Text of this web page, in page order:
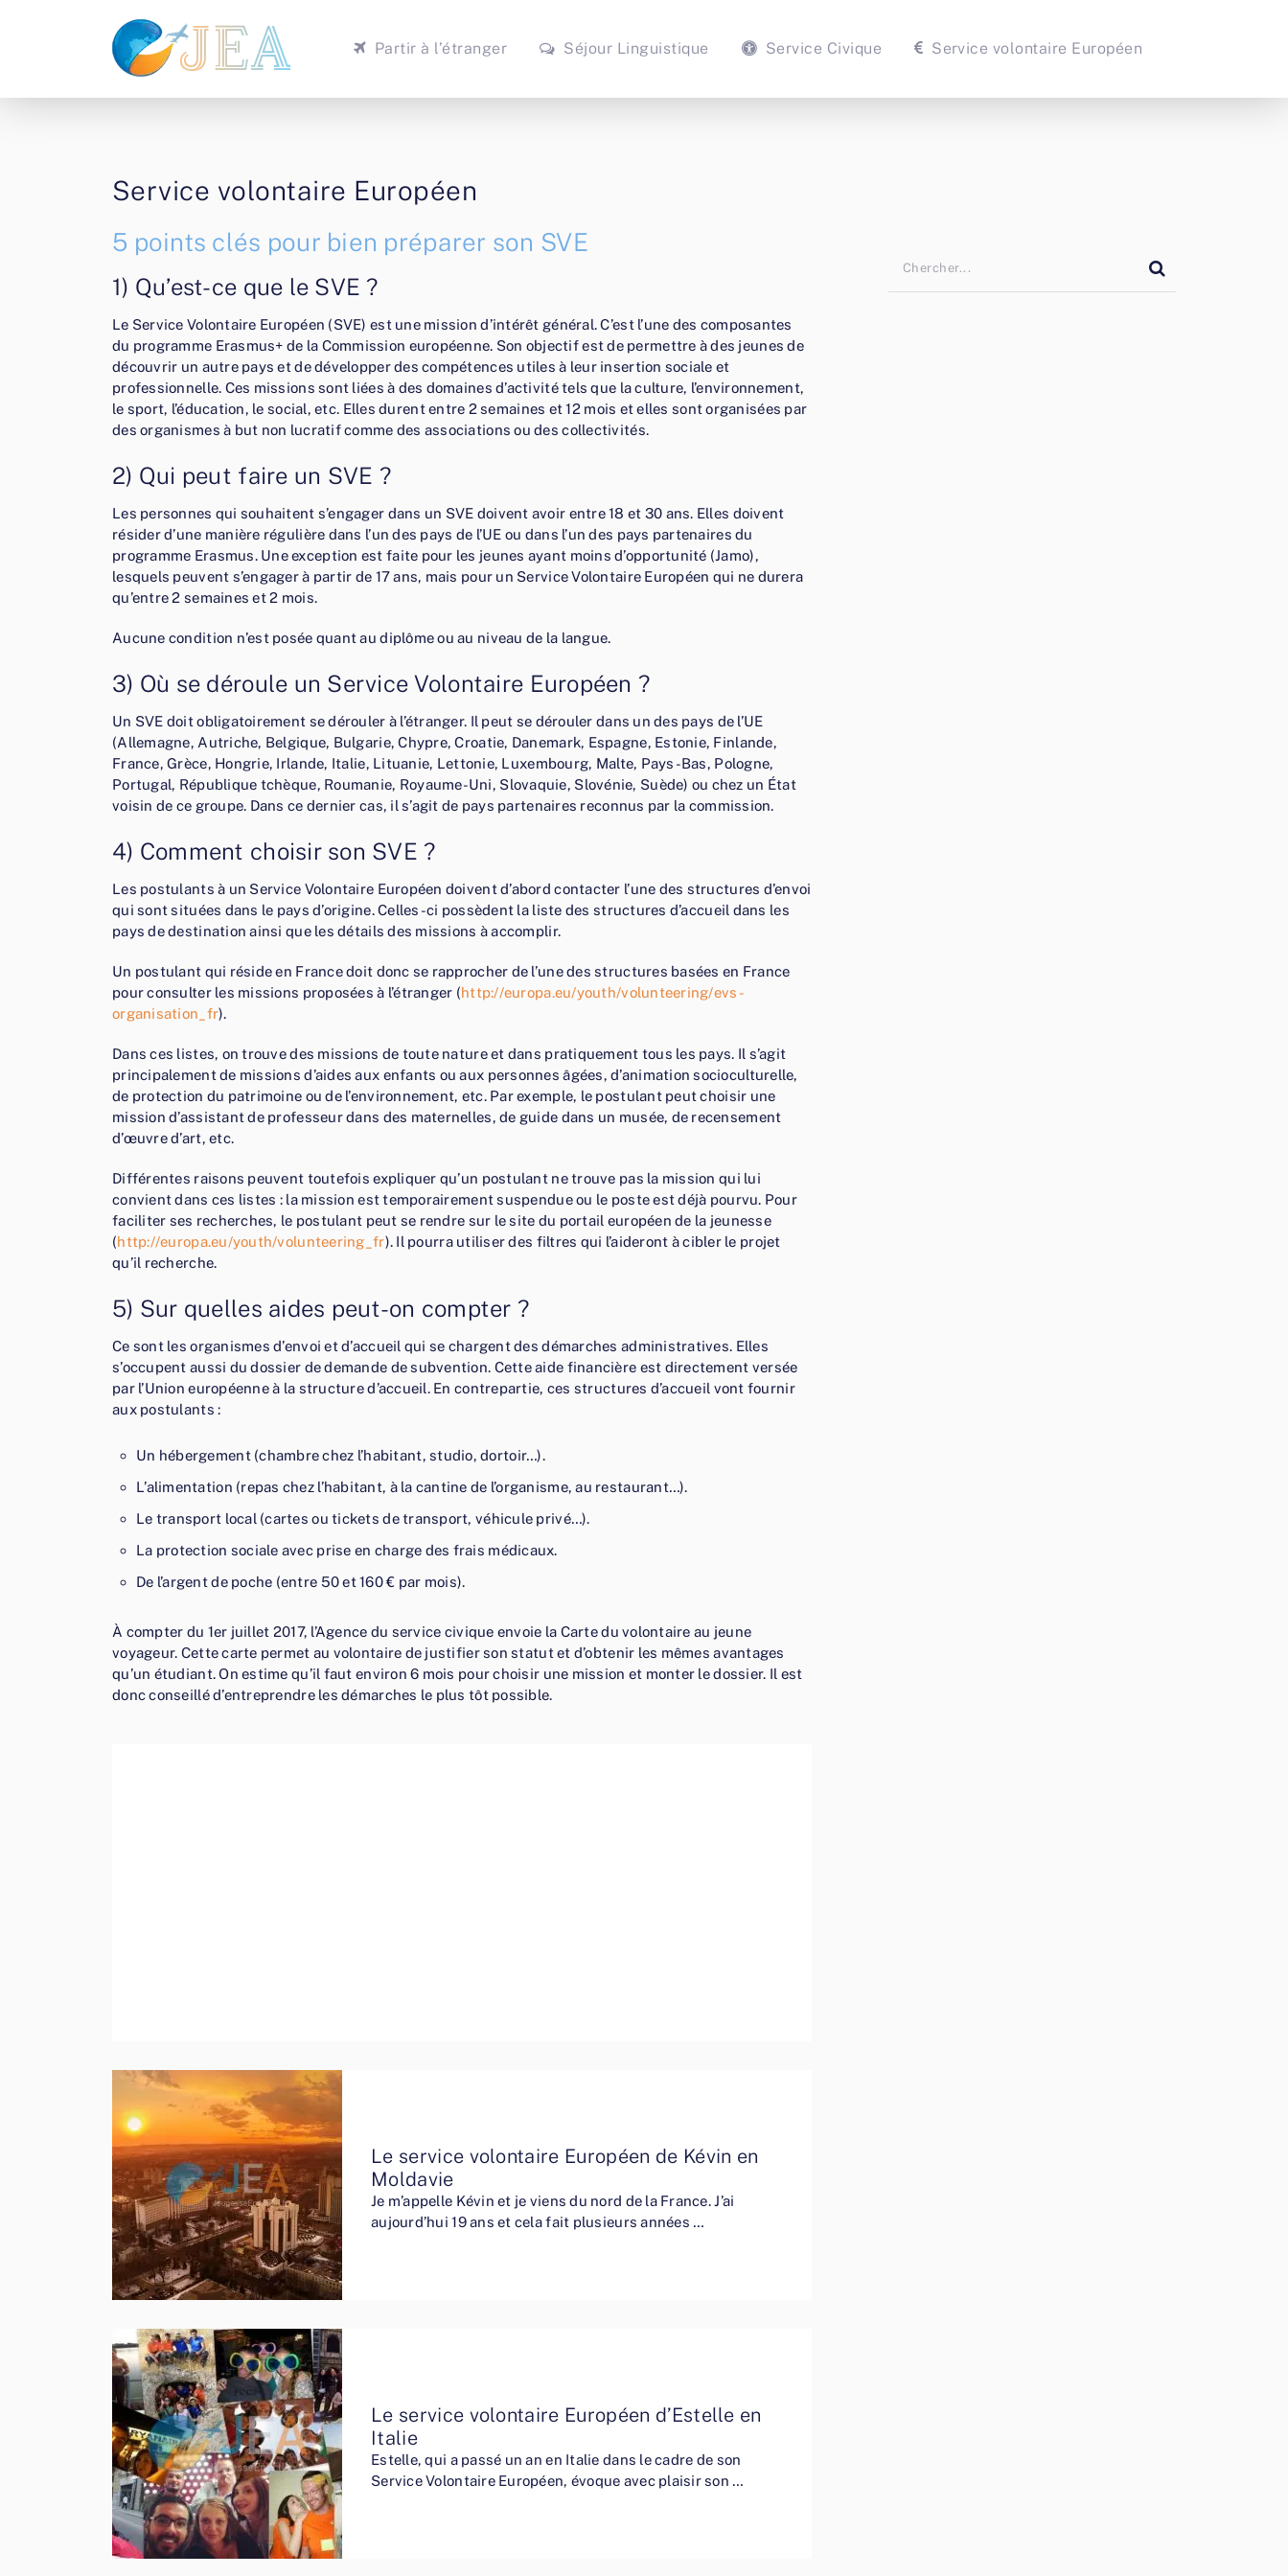
Partir à l’étranger Séjour Linguistique Service Civique Service volontaire Européen
Service volontaire Européen
5 points clés pour bien préparer son SVE
1) Qu’est-ce que le SVE ?
Le Service Volontaire Européen (SVE) est une mission d’intérêt général. C’est l’une des composantes
du programme Erasmus+ de la Commission européenne. Son objectif est de permettre à des jeunes de
découvrir un autre pays et de développer des compétences utiles à leur insertion sociale et
professionnelle. Ces missions sont liées à des domaines d’activité tels que la culture, l’environnement,
le sport, l’éducation, le social, etc. Elles durent entre 2 semaines et 12 mois et elles sont organisées par
des organismes à but non lucratif comme des associations ou des collectivités.
2) Qui peut faire un SVE ?
Les personnes qui souhaitent s’engager dans un SVE doivent avoir entre 18 et 30 ans. Elles doivent
résider d’une manière régulière dans l’un des pays de l’UE ou dans l’un des pays partenaires du
programme Erasmus. Une exception est faite pour les jeunes ayant moins d’opportunité (Jamo),
lesquels peuvent s’engager à partir de 17 ans, mais pour un Service Volontaire Européen qui ne durera
qu’entre 2 semaines et 2 mois.
Aucune condition n’est posée quant au diplôme ou au niveau de la langue.
3) Où se déroule un Service Volontaire Européen ?
Un SVE doit obligatoirement se dérouler à l’étranger. Il peut se dérouler dans un des pays de l’UE
(Allemagne, Autriche, Belgique, Bulgarie, Chypre, Croatie, Danemark, Espagne, Estonie, Finlande,
France, Grèce, Hongrie, Irlande, Italie, Lituanie, Lettonie, Luxembourg, Malte, Pays-Bas, Pologne,
Portugal, République tchèque, Roumanie, Royaume-Uni, Slovaquie, Slovénie, Suède) ou chez un État
voisin de ce groupe. Dans ce dernier cas, il s’agit de pays partenaires reconnus par la commission.
4) Comment choisir son SVE ?
Les postulants à un Service Volontaire Européen doivent d’abord contacter l’une des structures d’envoi
qui sont situées dans le pays d’origine. Celles-ci possèdent la liste des structures d’accueil dans les
pays de destination ainsi que les détails des missions à accomplir.
Un postulant qui réside en France doit donc se rapprocher de l’une des structures basées en France
pour consulter les missions proposées à l’étranger (http://europa.eu/youth/volunteering/evs-
organisation_fr).
Dans ces listes, on trouve des missions de toute nature et dans pratiquement tous les pays. Il s’agit
principalement de missions d’aides aux enfants ou aux personnes âgées, d’animation socioculturelle,
de protection du patrimoine ou de l’environnement, etc. Par exemple, le postulant peut choisir une
mission d’assistant de professeur dans des maternelles, de guide dans un musée, de recensement
d’œuvre d’art, etc.
Différentes raisons peuvent toutefois expliquer qu’un postulant ne trouve pas la mission qui lui
convient dans ces listes : la mission est temporairement suspendue ou le poste est déjà pourvu. Pour
faciliter ses recherches, le postulant peut se rendre sur le site du portail européen de la jeunesse
(http://europa.eu/youth/volunteering_fr). Il pourra utiliser des filtres qui l’aideront à cibler le projet
qu’il recherche.
5) Sur quelles aides peut-on compter ?
Ce sont les organismes d’envoi et d’accueil qui se chargent des démarches administratives. Elles
s’occupent aussi du dossier de demande de subvention. Cette aide financière est directement versée
par l’Union européenne à la structure d’accueil. En contrepartie, ces structures d’accueil vont fournir
aux postulants :
Un hébergement (chambre chez l’habitant, studio, dortoir…).
L’alimentation (repas chez l’habitant, à la cantine de l’organisme, au restaurant…).
Le transport local (cartes ou tickets de transport, véhicule privé…).
La protection sociale avec prise en charge des frais médicaux.
De l’argent de poche (entre 50 et 160 € par mois).
À compter du 1er juillet 2017, l’Agence du service civique envoie la Carte du volontaire au jeune
voyageur. Cette carte permet au volontaire de justifier son statut et d’obtenir les mêmes avantages
qu’un étudiant. On estime qu’il faut environ 6 mois pour choisir une mission et monter le dossier. Il est
donc conseillé d’entreprendre les démarches le plus tôt possible.
Le service volontaire Européen de Kévin en
Moldavie
Je m’appelle Kévin et je viens du nord de la France. J’ai
aujourd’hui 19 ans et cela fait plusieurs années …
Le service volontaire Européen d’Estelle en
Italie
Estelle, qui a passé un an en Italie dans le cadre de son
Service Volontaire Européen, évoque avec plaisir son …